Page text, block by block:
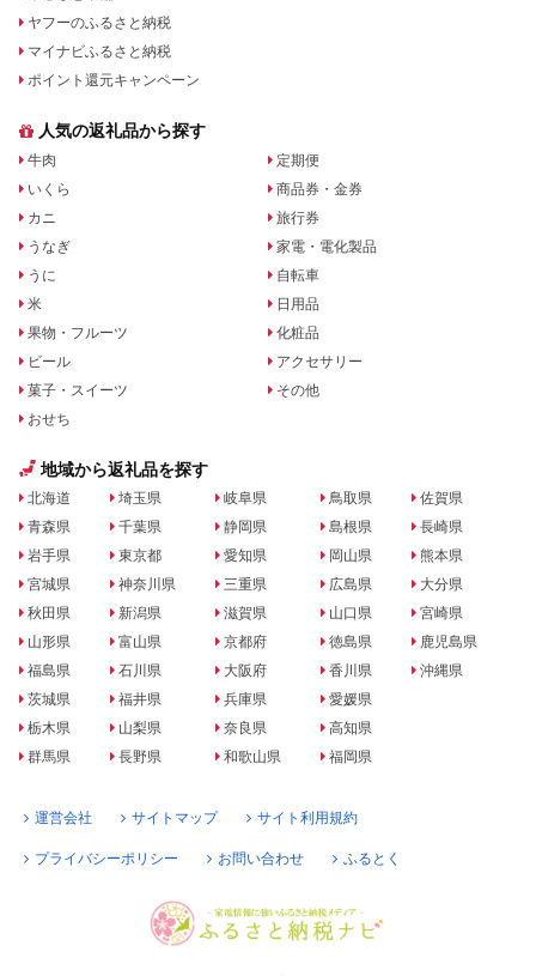
ヤフーのふるさと納税
マイナビふるさと納税
ポイント還元キャンペーン
人気の返礼品から探す
牛肉
いくら
カニ
うなぎ
うに
米
果物・フルーツ
ビール
菓子・スイーツ
おせち
定期便
商品券・金券
旅行券
家電・電化製品
自転車
日用品
化粧品
アクセサリー
その他
地域から返礼品を探す
北海道
青森県
岩手県
宮城県
秋田県
山形県
福島県
茨城県
栃木県
群馬県
埼玉県
千葉県
東京都
神奈川県
新潟県
富山県
石川県
福井県
山梨県
長野県
岐阜県
静岡県
愛知県
三重県
滋賀県
京都府
大阪府
兵庫県
奈良県
和歌山県
鳥取県
島根県
岡山県
広島県
山口県
徳島県
香川県
愛媛県
高知県
福岡県
佐賀県
長崎県
熊本県
大分県
宮崎県
鹿児島県
沖縄県
運営会社 サイトマップ サイト利用規約
プライバシーポリシー お問い合わせ ふるとく